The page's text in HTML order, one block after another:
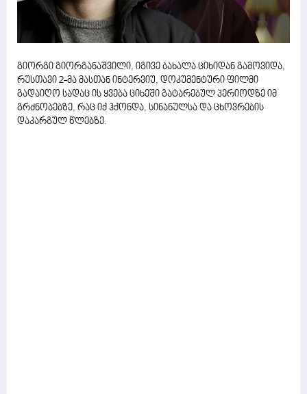
გიორგი გიორგანაშვილი, იგივე ბახალა ციხიდან გამოვიდა,
რუსთავი 2-მა მასთან ინტერვიუ, დოკუმენტური ფილმი
გადაიღო სადაც ის ყვება ციხეში გატარებულ პერიოდზე იმ
გრძნობებზე, რაც იქ ჰქონდა, სინანულსა და ცხოვრების
დაკარგულ წლებზე.